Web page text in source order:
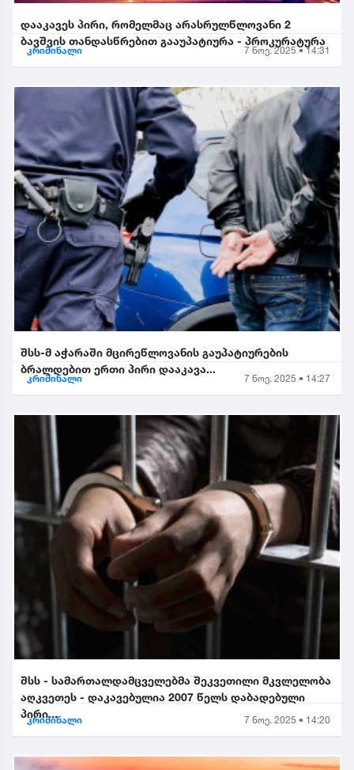
დააკავეს პირი, რომელმაც არასრულწლოვანი 2
ბავშვის თანდასწრებით გააუპატიურა - პროკურატურა
კრიმინალი 7 ნოე. 2025 • 14:31
შსს-მ აჭარაში მცირეწლოვანის გაუპატიურების
ბრალდებით ერთი პირი დააკავა...
კრიმინალი 7 ნოე. 2025 • 14:27
შსს - სამართალდამცველებმა შეკვეთილი მკვლელობა
აღკვეთეს - დაკავებულია 2007 წელს დაბადებული
პირი...
კრიმინალი 7 ნოე. 2025 • 14:20